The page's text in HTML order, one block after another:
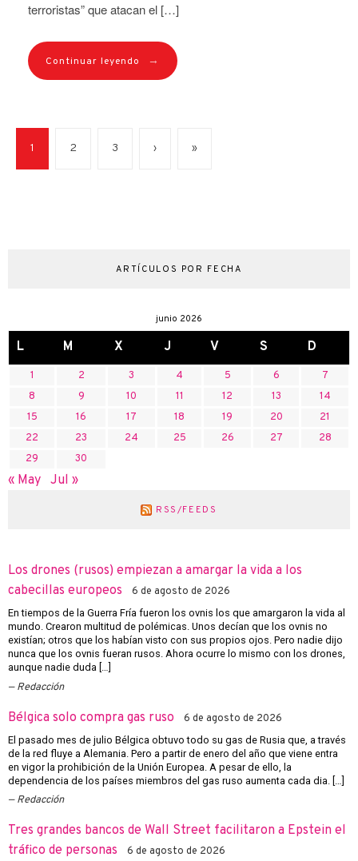
terroristas” que atacan el […]
Continuar leyendo →
1 2 3 › »
ARTÍCULOS POR FECHA
junio 2026
L M X J V S D
1 2 3 4 5 6
7
8
9 10 11 12 13
14
15
16 17 18 19 20
21
22
23 24 25 26 27
28
29
30
« May Jul »
RSS/FEEDS
Los drones (rusos) empiezan a amargar la vida a los
cabecillas europeos
6 de agosto de 2026
En tiempos de la Guerra Fría fueron los ovnis los que amargaron la vida al
mundo. Crearon multitud de polémicas. Unos decían que los ovnis no
existían; otros que los habían visto con sus propios ojos. Pero nadie dijo
nunca que los ovnis fueran rusos. Ahora ocurre lo mismo con los drones,
aunque nadie duda […]
Redacción
Bélgica solo compra gas ruso 6 de agosto de 2026
El pasado mes de julio Bélgica obtuvo todo su gas de Rusia que, a través
de la red fluye a Alemania. Pero a partir de enero del año que viene entra
en vigor la prohibición de la Unión Europea. A pesar de ello, la
dependencia de los países miembros del gas ruso aumenta cada dia. […]
Redacción
Tres grandes bancos de Wall Street facilitaron a Epstein el
tráfico de personas
6 de agosto de 2026